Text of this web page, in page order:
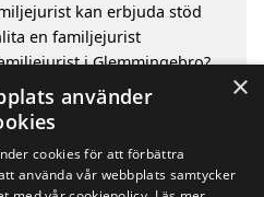
kan erbjuda stöd
en familjejurist
i Glemmingebro?
i Glemmingebro
i de omgivande
×
använder
cookies för att förbättra
använda vår webbplats samtycker